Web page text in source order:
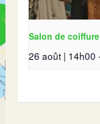
Salon de
26 août | 14h00